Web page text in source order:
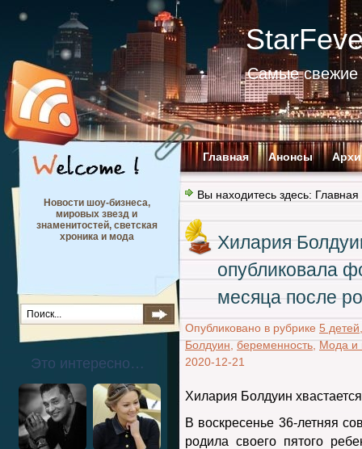
Самые свежие
Главная Анонсы
Новости шоу-бизнеса,
мировых звезд и
знаменитостей, светская
хроника и мода
Это интересно…
Вы находитесь здесь: Главная
Хилария
опубликовала
месяца после
Опубликовано в рубрике 5 детей
Болдуин,беременность,Мода и
2020-12-21
Хилария Болдуин
В воскресенье 36-летняя
родила своего пятого